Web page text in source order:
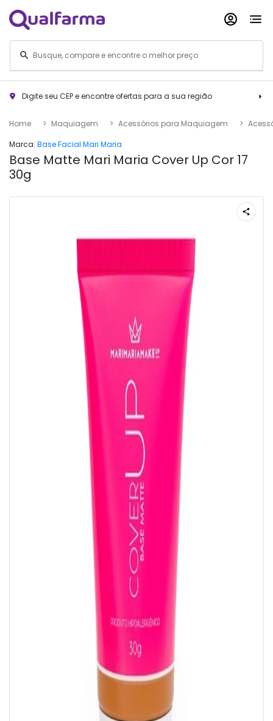
Digite seu CEP e encontre ofertas para a sua região
Home Maquiagem Acessórios para Maquiagem
Marca: Base Facial Mari Maria
Base Matte Mari Maria Cover Up Cor 17
30g